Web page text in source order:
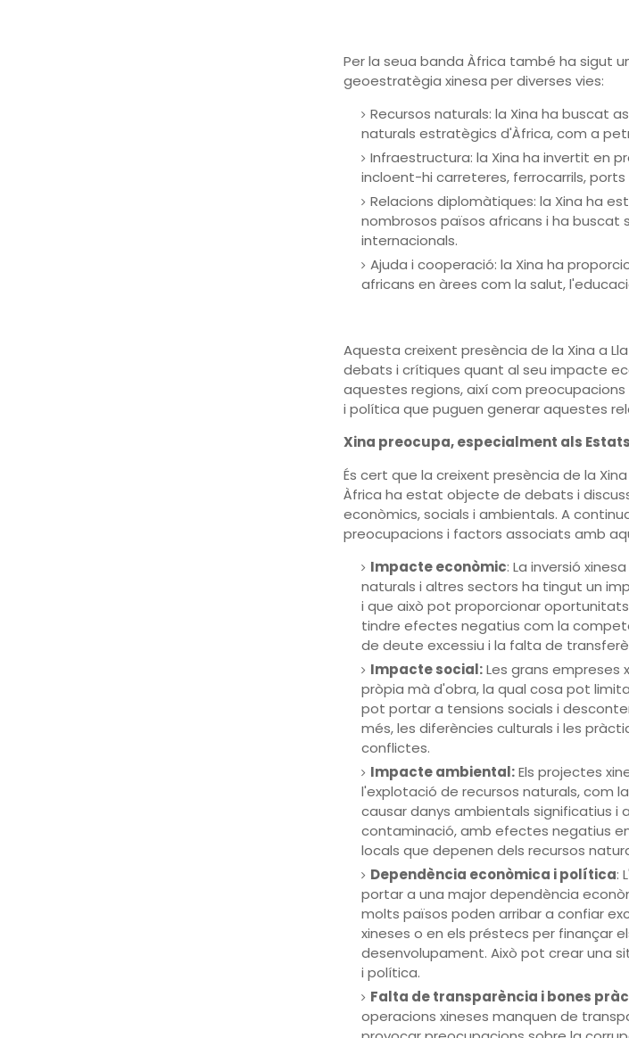
Per la seua banda Àfrica també ha sigut
geoestratègia xinesa per diverses vies:
Recursos naturals: la Xina ha buscat
naturals estratègics d'Àfrica, com a
Infraestructura: la Xina ha invertit en
incloent-hi carreteres, ferrocarrils,
Relacions diplomàtiques: la Xina ha
nombrosos països africans i ha buscat
internacionals.
Ajuda i cooperació: la Xina ha
africans en àrees com la salut,
Aquesta creixent presència de la Xina a
debats i crítiques quant al seu impacte
aquestes regions, així com
i política que puguen generar aquestes
Xina preocupa, especialment als
És cert que la creixent presència de la
Àfrica ha estat objecte de debats i
econòmics, socials i ambientals. A
preocupacions i factors associats amb
Impacte econòmic: La inversió
naturals i altres sectors ha tingut un
i que això pot proporcionar
tindre efectes negatius com la
de deute excessiu i la falta de
Impacte social:Les grans empreses
pròpia mà d'obra, la qual cosa pot
pot portar a tensions socials i
més, les diferències culturals i les
conflictes.
Impacte ambiental:Els projectes
l'explotació de recursos naturals, com
causar danys ambientals significatius i
contaminació, amb efectes negatius
locals que depenen dels recursos
Dependència econòmica i política:
portar a una major dependència
molts països poden arribar a confiar
xineses o en els préstecs per finançar
desenvolupament. Això pot crear una
i política.
Falta de transparència i bones
operacions xineses manquen de